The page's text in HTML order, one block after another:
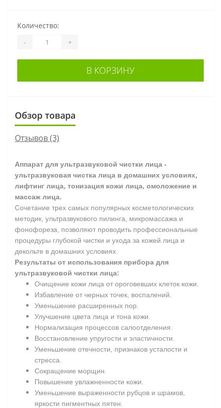
Количество:
- +
В КОРЗИНУ
Обзор товара
Отзывов (3)
Аппарат для ультразвуковой чистки лица -
ультразвуковая чистка лица в домашних условиях,
лифтинг лица, тонизация кожи лица, омоложение и
массаж лица.
Сочетание трех самых популярных косметологических
методик, ультразвукового пилинга, микромассажа и
фонофореза, позволяют проводить профессиональные
процедуры глубокой чистки и ухода за кожей лица и
декольте в домашних условиях.
Результаты от использования прибора для
ультразвуковой чистки лица:
Очищение кожи лица от ороговевших клеток кожи.
Избавление от черных точек, воспалений.
Уменьшение расширенных пор.
Улучшение цвета лица и тона кожи.
Нормализация процессов салоотделения.
Восстановление упругости и эластичности.
Уменьшение отечности, признаков усталости и
стресса.
Сокращение морщин.
Повышение увлажненности кожи.
Уменьшение выраженности рубцов и шрамов,
яркости пигментных пятен.